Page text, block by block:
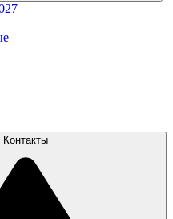
Контакты